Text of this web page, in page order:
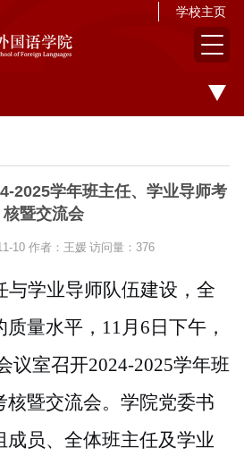
学校主页
2025学年班主任、学业导师考
核暨交流会
10 作者：王媛 访问量： 376
与学业导师队伍建设，全
量水平， 11月6日下午，
议室召开2024-2025学年班
核暨交流会。学院党委书
成员、全体班主任及学业